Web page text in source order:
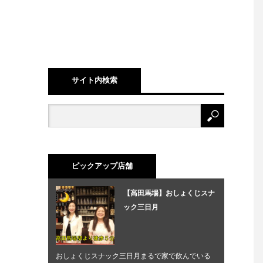
サイト内検索
ピックアップ店舗
【高田馬場】おしょくじスナ
ック三日月
おしょくじスナック三日月まるで家で飲んでいる